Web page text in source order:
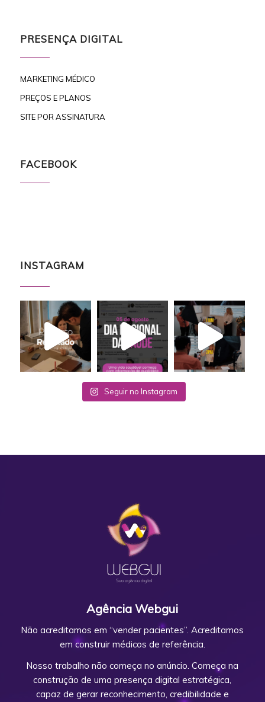
PRESENÇA DIGITAL
MARKETING MÉDICO
PREÇOS E PLANOS
SITE POR ASSINATURA
FACEBOOK
INSTAGRAM
Seguir no Instagram
Agência Webgui
Não acreditamos em “vender pacientes”. Acreditamos
em construir médicos de referência.
Nosso trabalho não começa no anúncio. Começa na
construção de uma presença digital estratégica,
capaz de gerar reconhecimento, credibilidade e